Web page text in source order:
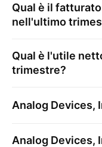
Qual è il
nell'ultimo
Qual è l'utile
trimestre?
Analog Devices,
Analog Devices,